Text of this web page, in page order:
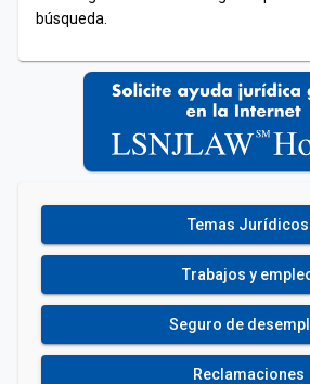
búsqueda.
Temas Jurídicos
Trabajos y
Seguro de
Reclamaciones